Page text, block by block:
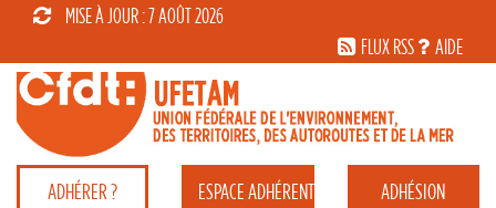
MISE À JOUR : 7 AOÛT 2026
FLUX RSS
AIDE
ADHÉRER ? ESPACEADHÉRENT ADHÉSION